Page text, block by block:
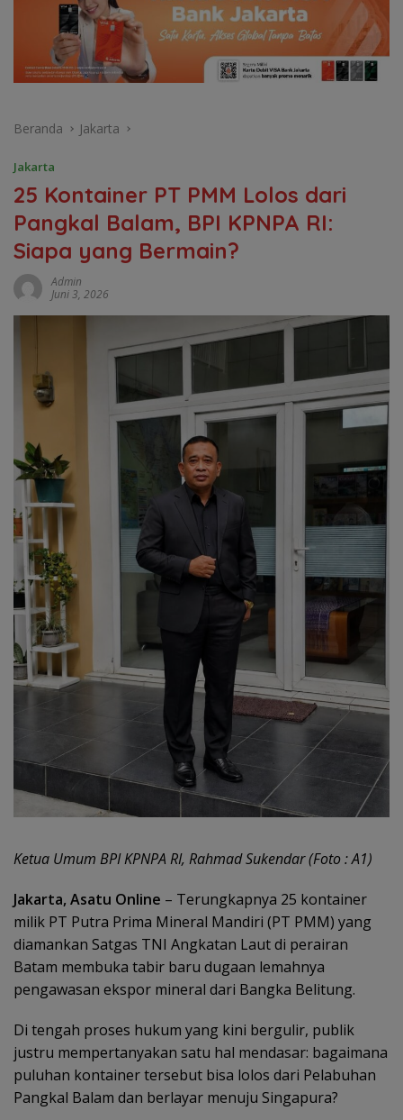
Beranda Jakarta
Jakarta
25 Kontainer PT PMM Lolos dari
Pangkal Balam, BPI KPNPA RI:
Siapa yang Bermain?
Admin
Juni 3, 2026
Ketua Umum BPI KPNPA RI, Rahmad Sukendar (Foto : A1)
Jakarta, Asatu Online – Terungkapnya 25 kontainer
milik PT Putra Prima Mineral Mandiri (PT PMM) yang
diamankan Satgas TNI Angkatan Laut di perairan
Batam membuka tabir baru dugaan lemahnya
pengawasan ekspor mineral dari Bangka Belitung.
Di tengah proses hukum yang kini bergulir, publik
justru mempertanyakan satu hal mendasar: bagaimana
puluhan kontainer tersebut bisa lolos dari Pelabuhan
Pangkal Balam dan berlayar menuju Singapura?